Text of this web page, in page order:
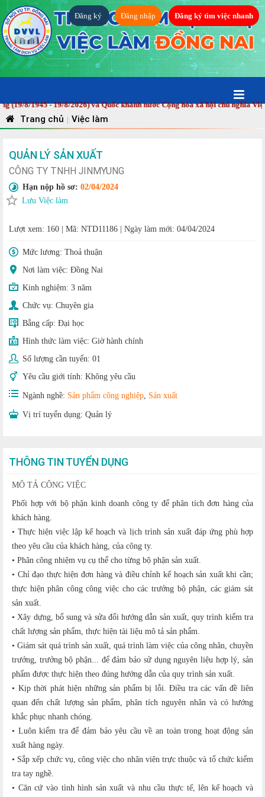
Đăng ký Đăng nhập Đăng ký tìm việc nhanh
1945 - 19/8/2026) và Quốc khánh nước Cộng hòa xã hội chủ nghĩa Việt
Trang chủ | Việc làm
QUẢN LÝ SẢN XUẤT
CÔNG TY TNHH JINMYUNG
Hạn nộp hồ sơ: 02/04/2024
Lưu Việc làm
Lượt xem: 160 Mã: NTD11186 Ngày làm mới: 04/04/2024
Mức lương: Thoả thuận
Nơi làm việc: Đồng Nai
Kinh nghiệm: 3 năm
Chức vụ: Chuyên gia
Bằng cấp: Đại học
Hình thức làm việc: Giờ hành chính
Số lượng cần tuyển: 01
Yêu cầu giới tính: Không yêu cầu
Ngành nghề: Sản phẩm công nghiệp, Sản xuất
Vị trí tuyển dụng: Quản lý
THÔNG TIN TUYỂN DỤNG
MÔ TẢ CÔNG VIỆC
Phối hợp với bộ phận kinh doanh công ty để phân tích đơn hàng của
khách hàng.
• Thực hiện việc lập kế hoạch và lịch trình sản xuất đáp ứng phù hợp
theo yêu cầu của khách hàng, của công ty.
• Phân công nhiệm vụ cụ thể cho từng bộ phận sản xuất.
• Chỉ đạo thực hiện đơn hàng và điều chỉnh kế hoạch sản xuất khi cần;
thực hiện phân công công việc cho các trưởng bộ phận, các giám sát
sản xuất.
• Xây dựng, bổ sung và sửa đổi hướng dẫn sản xuất, quy trình kiểm tra
chất lượng sản phẩm, thực hiện tài liệu mô tả sản phẩm.
• Giám sát quá trình sản xuất, quá trình làm việc của công nhân, chuyền
trưởng, trưởng bộ phận... để đảm bảo sử dụng nguyên liệu hợp lý, sản
phẩm được thực hiện theo đúng hướng dẫn của quy trình sản xuất.
• Kịp thời phát hiện những sản phẩm bị lỗi. Điều tra các vấn đề liên
quan đến chất lượng sản phẩm, phân tích nguyên nhân và có hướng
khắc phục nhanh chóng.
• Luôn kiểm tra để đảm bảo yêu cầu về an toàn trong hoạt động sản
xuất hàng ngày.
• Sắp xếp chức vụ, công việc cho nhân viên trực thuộc và tổ chức kiểm
tra tay nghề.
• Căn cứ vào tình hình sản xuất và nhu cầu thực tế, lên kế hoạch và